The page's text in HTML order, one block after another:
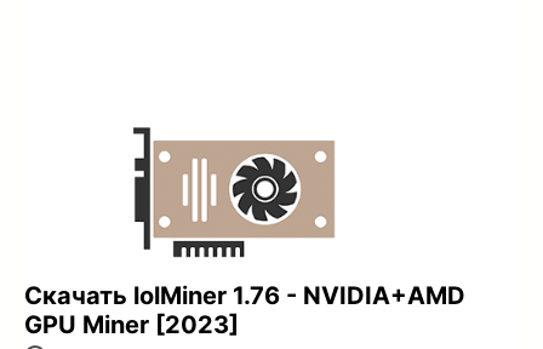
Скачать lolMiner 1.76 - NVIDIA+AMD
GPU Miner [2023]